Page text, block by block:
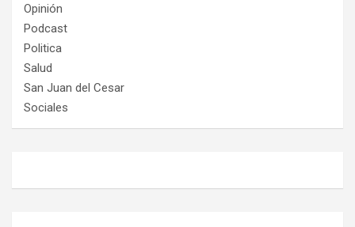
Opinión
Podcast
Politica
Salud
San Juan del Cesar
Sociales